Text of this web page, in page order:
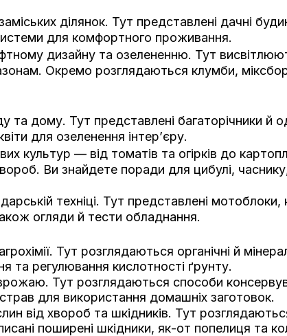
ділянок. Тут представлені дачні
для комфортного проживання.
дизайну та озелененню. Тут
Окремо розглядаються клумби,
та дому. Тут представлені багаторічники й
для озеленення інтер’єру.
культур — від томатів та огірків до
Ви знайдете поради для цибулі,
техніці. Тут представлені
огляди й тести обладнання.
Тут розглядаються органічні й
та регулювання кислотності ґрунту.
Тут розглядаються способи
для використання домашніх заготовок.
від хвороб та шкідників. Тут
поширені шкідники, як-от попелиця та